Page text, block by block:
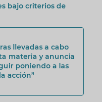
bajo criterios de
llevadas a cabo
materia y anuncia
poniendo a las
acción”